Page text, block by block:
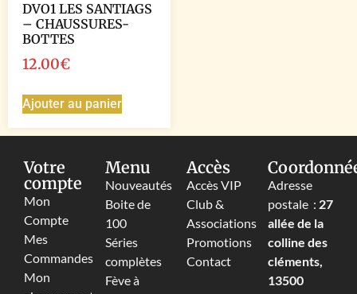
DVO1 LES SANTIAGS
– CHAUSSURES-
BOTTES
12.00€
Ajouter au panier
Votre
compte
Mon
Compte
Mes
Commandes
Mon
Menu
Nouveautés
Boite de
100
Séries
complètes
Fève à
Accès
Accès VIP
Club &
Associations
Promotions
Contact
Adresse
postale : 27
allée de la
colline des
cléments,
13500